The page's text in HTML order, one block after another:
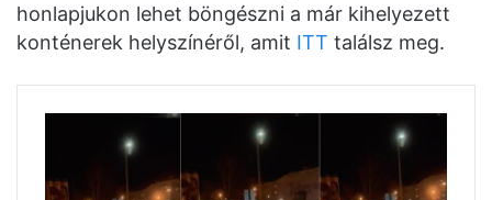
honlapjukon lehet böngészni a már kihelyezett
konténerek helyszínéről, amit ITT találsz meg.